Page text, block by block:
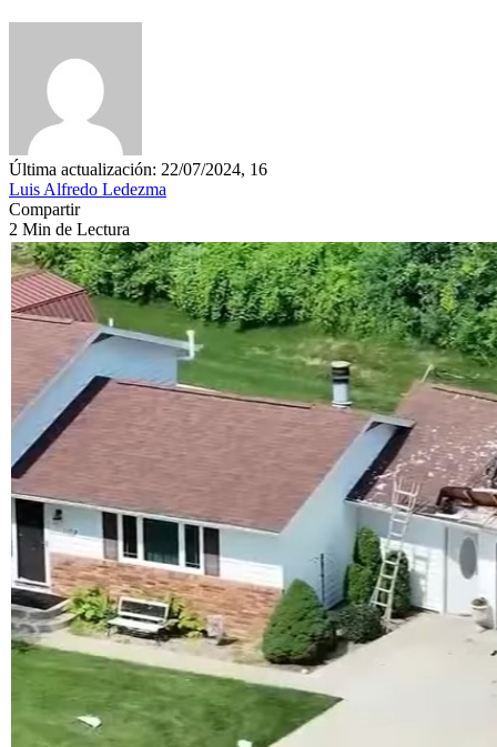
Última actualización: 22/07/2024, 16
Luis Alfredo Ledezma
Compartir
2 Min de Lectura